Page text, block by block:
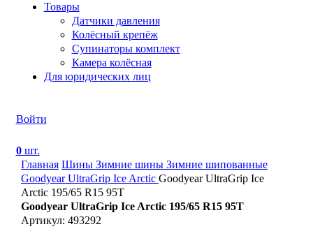
Товары
Датчики давления
Колёсный крепёж
Супинаторы комплект
Камера колёсная
Для юридических лиц
Войти
0шт.
Главная Шины Зимние шины Зимние шипованные
Goodyear UltraGrip Ice Arctic Goodyear UltraGrip Ice
Arctic 195/65 R15 95T
Goodyear UltraGrip Ice Arctic 195/65 R15 95T
Артикул: 493292